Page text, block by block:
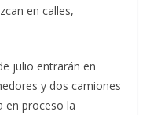
en calles,
julio entrarán en
y dos camiones
en proceso la